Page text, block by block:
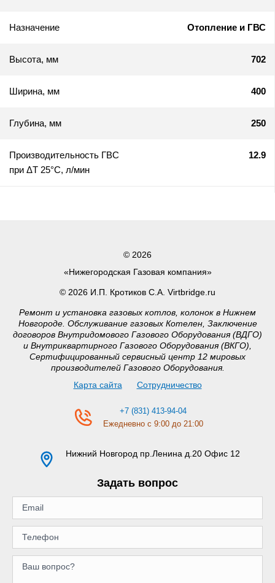
Назначение Отопление и ГВС
Высота, мм 702
Ширина, мм 400
Глубина, мм 250
Производительность ГВС
при ΔТ 25°C, л/мин
12.9
© 2026
«Нижегородская Газовая компания»
© 2026 И.П. Кротиков С.А. Virtbridge.ru
Ремонт и установка газовых котлов, колонок в Нижнем
Новгороде. Обслуживание газовых Котелен, Заключение
договоров Внутридомового Газового Оборудования (ВДГО)
и Внутриквартирного Газового Оборудования (ВКГО),
Сертифицированный сервисный центр 12 мировых
производителей Газового Оборудования.
Карта сайта
Сотрудничество
+7 (831) 413-94-04
Ежедневно с 9:00 до 21:00
Нижний Новгород пр.Ленина д.20 Офис 12
Задать вопрос